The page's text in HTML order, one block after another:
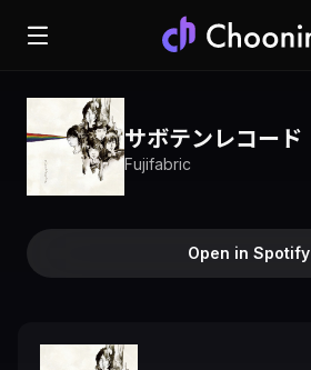
サボテンレコード
Fujifabric
Open in Spotify